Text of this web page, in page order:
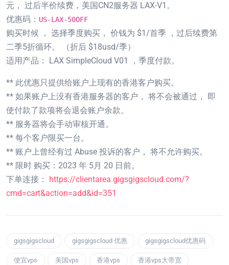
元， 过后半价续费，美国CN2服务器 LAX-V1。
优惠码： US-LAX-50OFF
购买时候 ， 选择季度购买， 价钱为 $1/首季 ，过后续费第
二季5折循环。 （折后 $18usd/季）
适用产品： LAX SimpleCloud V01 ，季度付款。
** 此优惠只提供给账户上现有的香港客户购买。
** 如果账户上没有香港服务器的客户， 将不会被通过， 即
使付款了款项将会退会账户余款。
** 服务器将会手动审核开通。
** 每个客户限买一台。
** 账户上曾经有过 Abuse 投诉的客户， 将不允许购买。
** 限时 购买：2023 年 5月 20 日前。
下单连接： https://clientarea.gigsgigscloud.com/?
cmd=cart&action=add&id=351
gigsgigscloud gigsgigscloud 优惠 gigsgigscloud优惠码
便宜vps 美国vps 香港vps 香港vps大带宽